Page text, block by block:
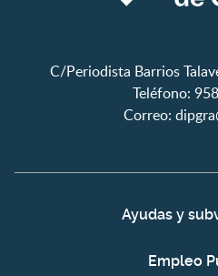
C/Periodista Barrios
Teléfono:
Correo:
Ayudas y
Empleo